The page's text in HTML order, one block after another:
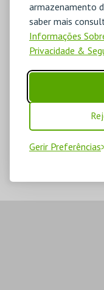
armazenamento
saber mais
Informações
Privacidade &
Gerir Preferências